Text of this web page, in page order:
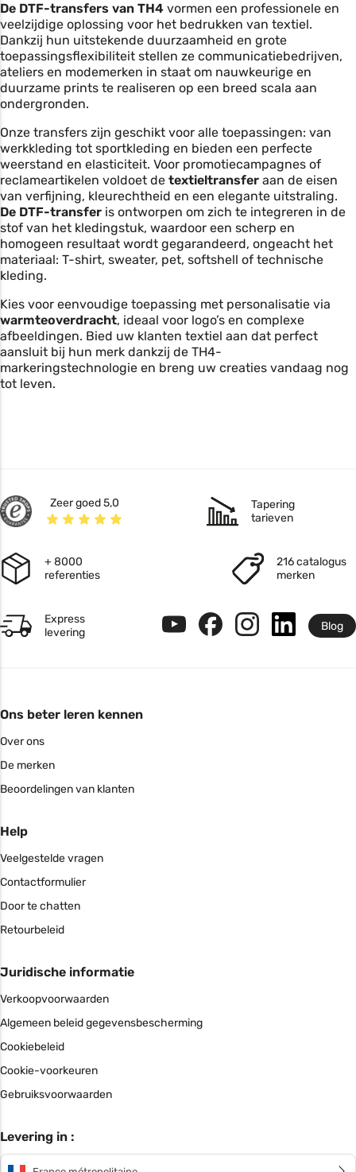
De DTF-transfers van TH4 vormen een professionele en
veelzijdige oplossing voor het bedrukken van textiel.
Dankzij hun uitstekende duurzaamheid en grote
toepassingsflexibiliteit stellen ze communicatiebedrijven,
ateliers en modemerken in staat om nauwkeurige en
duurzame prints te realiseren op een breed scala aan
ondergronden.
Onze transfers zijn geschikt voor alle toepassingen: van
werkkleding tot sportkleding en bieden een perfecte
weerstand en elasticiteit. Voor promotiecampagnes of
reclameartikelen voldoet de textieltransfer aan de eisen
van verfijning, kleurechtheid en een elegante uitstraling.
De DTF-transfer is ontworpen om zich te integreren in de
stof van het kledingstuk, waardoor een scherp en
homogeen resultaat wordt gegarandeerd, ongeacht het
materiaal: T-shirt, sweater, pet, softshell of technische
kleding.
Kies voor eenvoudige toepassing met personalisatie via
warmteoverdracht, ideaal voor logo’s en complexe
afbeeldingen. Bied uw klanten textiel aan dat perfect
aansluit bij hun merk dankzij de TH4-
markeringstechnologie en breng uw creaties vandaag nog
tot leven.
Zeer goed 5,0
Tapering
tarieven
+ 8000
referenties
216 catalogus
merken
Express
levering
Blog
Ons beter leren kennen
Over ons
De merken
Beoordelingen van klanten
Help
Veelgestelde vragen
Contactformulier
Door te chatten
Retourbeleid
Juridische informatie
Verkoopvoorwaarden
Algemeen beleid gegevensbescherming
Cookiebeleid
Cookie-voorkeuren
Gebruiksvoorwaarden
Levering in :